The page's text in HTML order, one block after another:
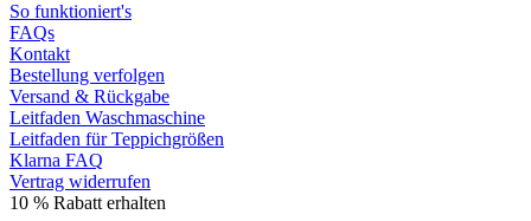
So funktioniert's
FAQs
Kontakt
Bestellung verfolgen
Versand & Rückgabe
Leitfaden Waschmaschine
Leitfaden für Teppichgrößen
Klarna FAQ
Vertrag widerrufen
10 % Rabatt erhalten